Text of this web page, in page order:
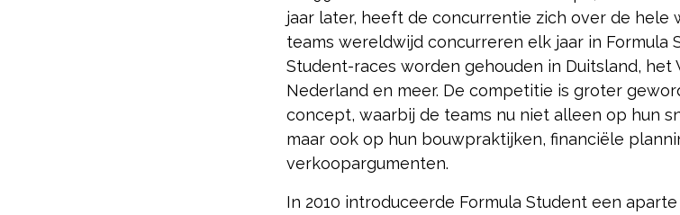
jaar later, heeft de concurrentie zich over de hele
teams wereldwijd concurreren elk jaar in Formula
Student-races worden gehouden in Duitsland, het
Nederland en meer. De competitie is groter
concept, waarbij de teams nu niet alleen op hun
maar ook op hun bouwpraktijken, financiële
verkoopargumenten.
In 2010 introduceerde Formula Student een